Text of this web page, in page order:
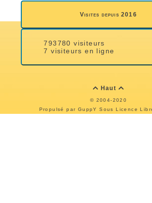
Visites depuis 2016
793780 visiteurs
7 visiteurs en ligne
 Haut 
© 2004-2020
Propulsé par GuppYSous Licence